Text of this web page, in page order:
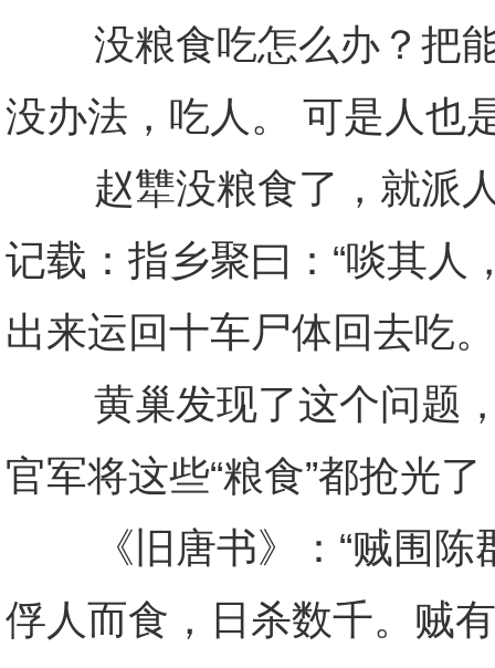
没粮食吃怎么办？把能
没办法，吃人。 可是人也
赵犨没粮食了，就派人
记载：指乡聚曰：“啖其人
出来运回十车尸体回去吃。
黄巢发现了这个问题，
官军将这些“粮食”都抢光
《旧唐书》：“贼围陈
俘人而食，日杀数千。贼